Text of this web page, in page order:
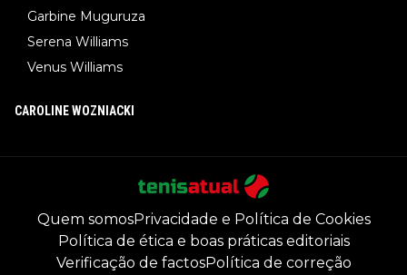
Garbine Muguruza
Serena Williams
Venus Williams
CAROLINE WOZNIACKI
Quem somosPrivacidade e Política de Cookies
Política de ética e boas práticas editoriais
Verificação de factosPolítica de correção